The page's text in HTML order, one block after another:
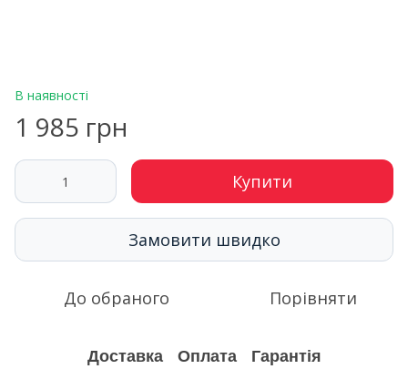
В наявності
1 985 грн
Купити
Замовити швидко
До обраного Порівняти
Доставка Оплата Гарантія